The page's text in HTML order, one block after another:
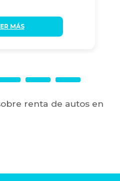
MÁS
renta de autos en